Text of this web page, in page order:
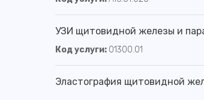
УЗИ щитовидной железы и
Код услуги: 01300.01
Эластография щитовидной